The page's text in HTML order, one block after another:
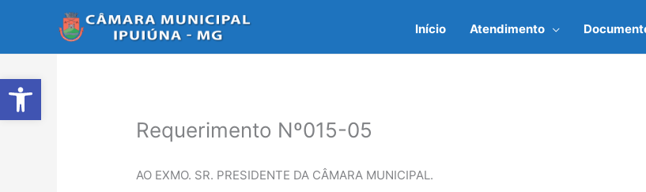
Abrir a barra de ferramentas
Início Atendimento
Requerimento Nº015-05
AO EXMO. SR. PRESIDENTE DA CÂMARA MUNICIPAL.